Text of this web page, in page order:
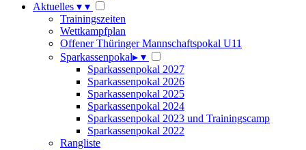
Aktuelles ▾ ▾
Trainingszeiten
Wettkampfplan
Offener Thüringer Mannschaftspokal U11
Sparkassenpokal▸ ▾
Sparkassenpokal 2027
Sparkassenpokal 2026
Sparkassenpokal 2025
Sparkassenpokal 2024
Sparkassenpokal 2023 und Trainingscamp
Sparkassenpokal 2022
Rangliste